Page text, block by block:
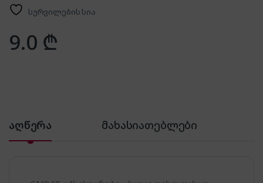
სურვილების სია
9.0 ₾
აღწერა მახასიათებლები